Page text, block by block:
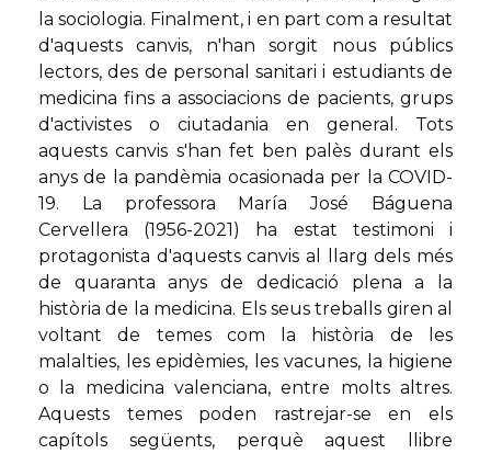
la sociologia. Finalment, i en part com a resultat
d'aquests canvis, n'han sorgit nous públics
lectors, des de personal sanitari i estudiants de
medicina fins a associacions de pacients, grups
d'activistes o ciutadania en general. Tots
aquests canvis s'han fet ben palès durant els
anys de la pandèmia ocasionada per la COVID-
19. La professora María José Báguena
Cervellera (1956-2021) ha estat testimoni i
protagonista d'aquests canvis al llarg dels més
de quaranta anys de dedicació plena a la
història de la medicina. Els seus treballs giren al
voltant de temes com la història de les
malalties, les epidèmies, les vacunes, la higiene
o la medicina valenciana, entre molts altres.
Aquests temes poden rastrejar-se en els
capítols següents, perquè aquest llibre